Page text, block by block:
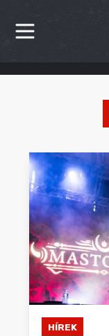
HÍREK
INTERJÚK
PREMIEREK
KULT
MÁSVILÁG
BLOG
HÍREK